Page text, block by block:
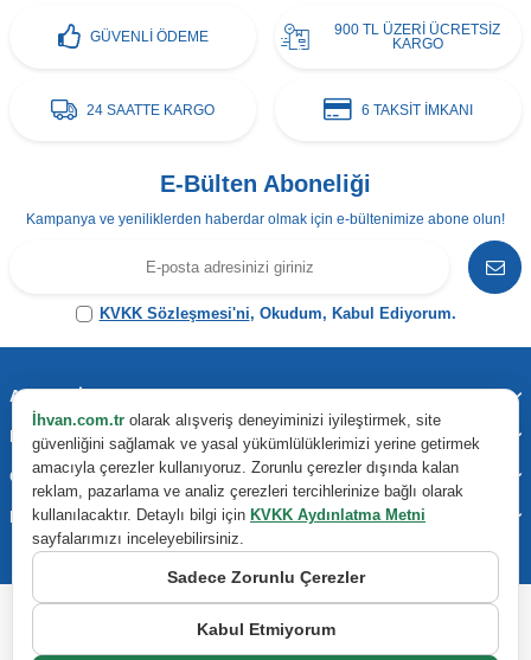
GÜVENLİ ÖDEME
900 TL ÜZERİ ÜCRETSİZ
KARGO
24 SAATTE KARGO 6 TAKSİT İMKANI
E-Bülten Aboneliği
Kampanya ve yeniliklerden haberdar olmak için e-bültenimize abone olun!
KVKK Sözleşmesi'ni, Okudum, Kabul Ediyorum.
Adres & İletişim
Kategoriler
Önemli Bilgiler
Hızlı Erişim
İhvan.com.tr olarak alışveriş deneyiminizi iyileştirmek, site
güvenliğini sağlamak ve yasal yükümlülüklerimizi yerine getirmek
amacıyla çerezler kullanıyoruz. Zorunlu çerezler dışında kalan
reklam, pazarlama ve analiz çerezleri tercihlerinize bağlı olarak
kullanılacaktır. Detaylı bilgi için KVKK Aydınlatma Metni
sayfalarımızı inceleyebilirsiniz.
Sadece Zorunlu Çerezler
Kabul Etmiyorum